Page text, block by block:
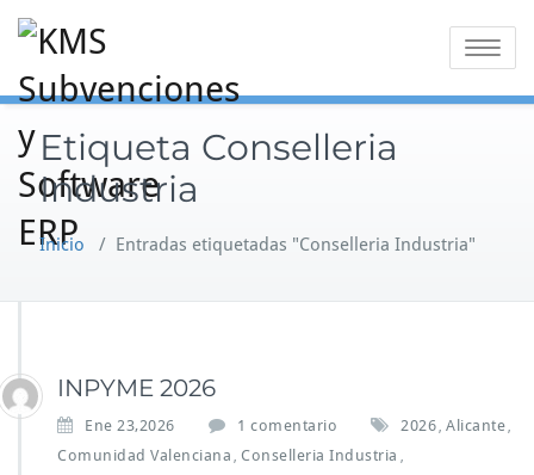
contenido
Alternar
Etiqueta Conselleria
Industria
Inicio / Entradas etiquetadas "Conselleria Industria"
INPYME 2026
Ene 23,2026 1 comentario
n
2026 Alicante
Comunidad Valenciana Conselleria Industria